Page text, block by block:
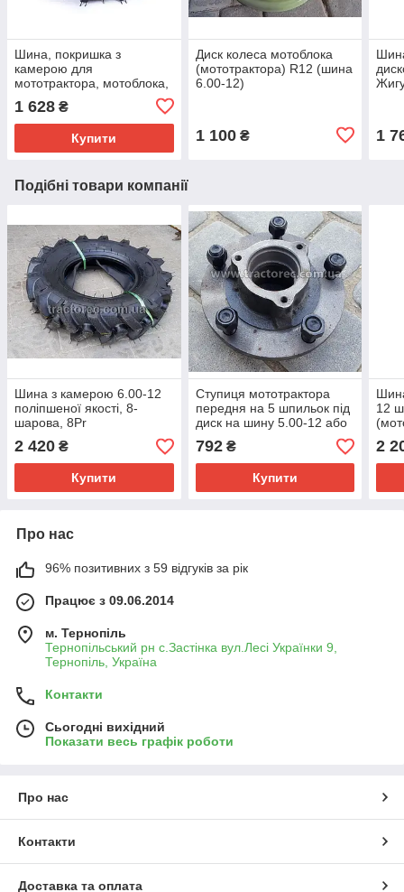
Шина, покришка з
камерою для
мототрактора, мотоблока,
мотокультиватора 5.00-12
люкс
1 628 ₴
Купити
Диск колеса мотоблока
(мототрактора) R12 (шина
6.00-12)
1 100₴ 1
Подібні товари компанії
Шина з камерою 6.00-12
поліпшеної якості, 8-
шарова, 8Pr
2 420 ₴
Купити
Ступиця мототрактора
передня на 5 шпильок під
диск на шину 5.00-12 або
4.00-14, 6.00-12, без
болтів та гайок!
792₴
Купити
12
2
Про нас
96% позитивних з 59 відгуків за рік
Працює з 09.06.2014
м. Тернопіль
Тернопільський рн с.Застінка вул.Лесі Українки 9,
Тернопіль, Україна
Контакти
Сьогодні вихідний
Показати весь графік роботи
Про нас
Контакти
Доставка та оплата